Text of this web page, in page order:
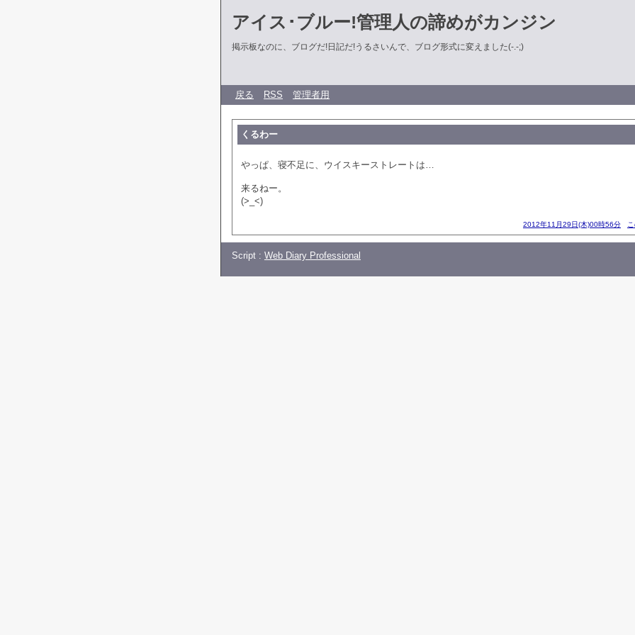
アイス･ブルー!管理人の諦めがカンジン
掲示板なのに、ブログだ!日記だ!うるさいんで、ブログ形式に変えました(-.-;)
戻る RSS 管理者用
くるわー
やっぱ、寝不足に、ウイスキーストレートは…
来るねー。
(>_<)
2012年11月29日(木)00時56分
Script : Web Diary Professional